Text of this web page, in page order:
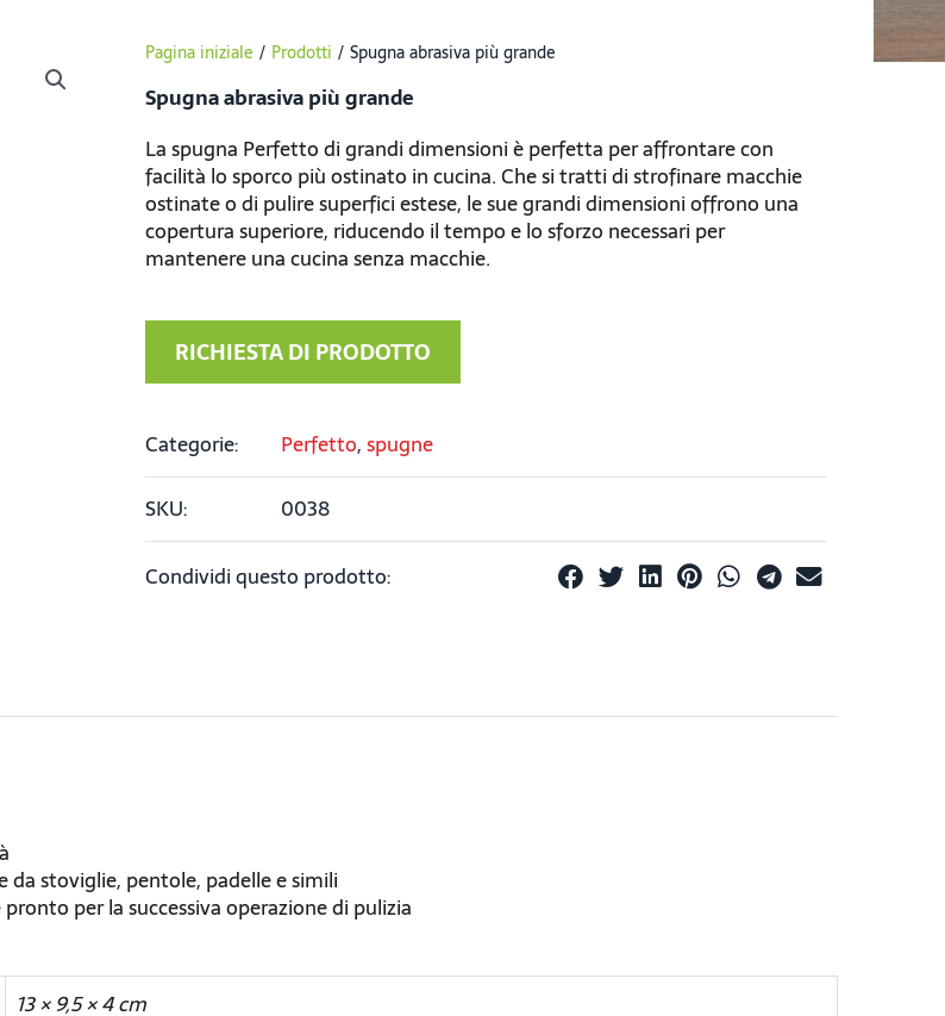
Pagina iniziale / Prodotti / Spugna abrasiva più grande
Spugna abrasiva più grande
La spugna Perfetto di grandi dimensioni è perfetta per affrontare con
facilità lo sporco più ostinato in cucina. Che si tratti di strofinare macchie
ostinate o di pulire superfici estese, le sue grandi dimensioni offrono una
copertura superiore, riducendo il tempo e lo sforzo necessari per
mantenere una cucina senza macchie.
RICHIESTA DI PRODOTTO
Categorie: Perfetto,spugne
SKU:
0038
Condividi questo prodotto:
stoviglie, pentole, padelle e simili
per la successiva operazione di pulizia
13 × 9,5 × 4 cm